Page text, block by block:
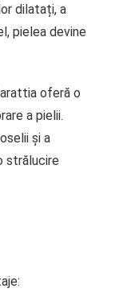
dilatați, a
pielea devine
oferă o
a pielii.
și a
strălucire